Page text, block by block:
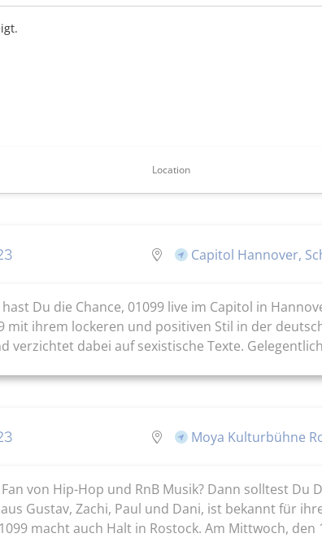
Location
Capitol Hannover,
Du die Chance, 01099 live im Capitol in
mit ihrem lockeren und positiven Stil in der
verzichtet dabei auf sexistische Texte.
Moya Kulturbühne
von Hip-Hop und RnB Musik? Dann solltest Du
Gustav, Zachi, Paul und Dani, ist bekannt für
macht auch Halt in Rostock. Am Mittwoch, den